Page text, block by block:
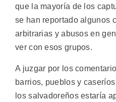
que la mayoría de los
se han reportado algunos
arbitrarias y abusos en
ver con esos grupos.
A juzgar por los
barrios, pueblos y
los salvadoreños estaría